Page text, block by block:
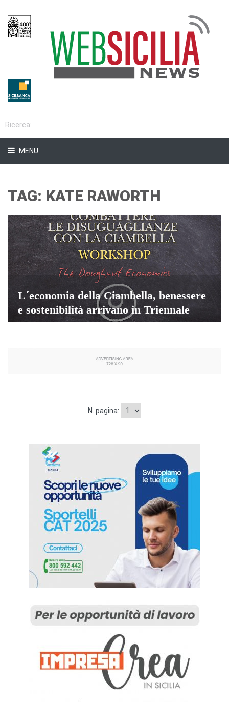
MENU
TAG: KATE RAWORTH
L´economia della Ciambella, benessere
e sostenibilità arrivano in Triennale
N. pagina: